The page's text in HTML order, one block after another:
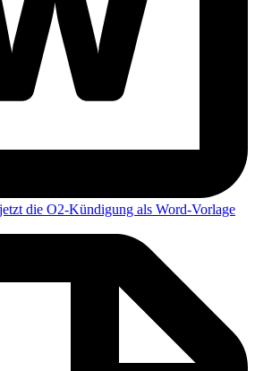
die O2-Kündigung als Word-Vorlage